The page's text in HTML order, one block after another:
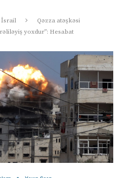
İsrail
Qəzza atəşkəsi
yoxdur”: Hesabat